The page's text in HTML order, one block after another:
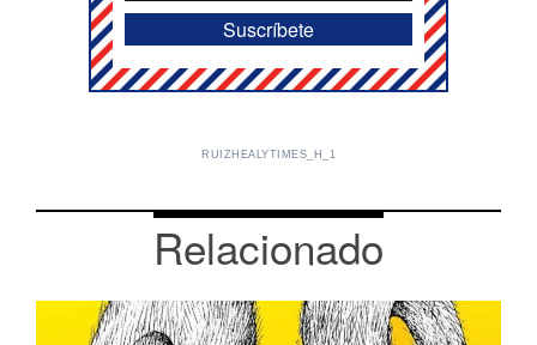
RUIZHEALYTIMES_H_1
Relacionado